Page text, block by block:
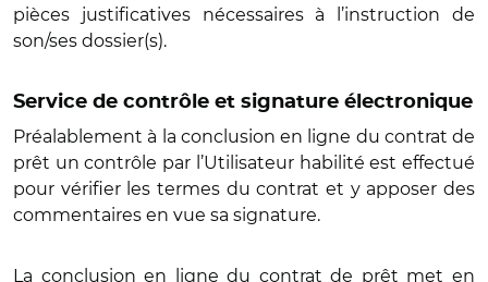
pièces justificatives nécessaires à l’instruction de
son/ses dossier(s).
Service de contrôle et signature électronique
Préalablement à la conclusion en ligne du contrat de
prêt un contrôle par l’Utilisateur habilité est effectué
pour vérifier les termes du contrat et y apposer des
commentaires en vue sa signature.
La conclusion en ligne du contrat de prêt met en